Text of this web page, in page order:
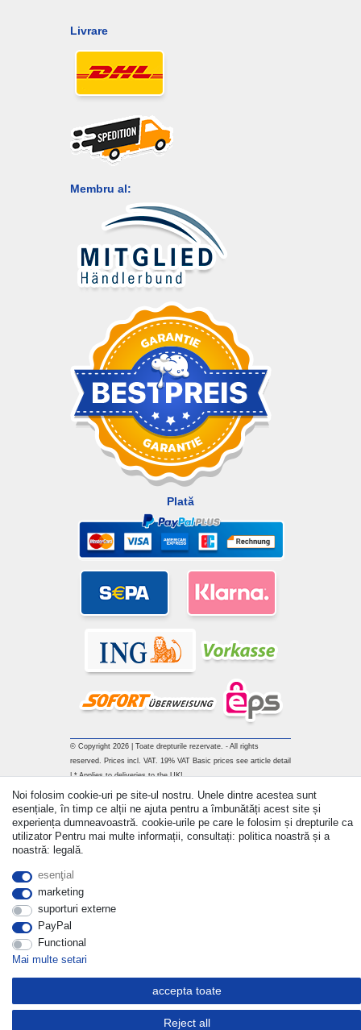
Livrare
Membru al:
Plată
© Copyright 2026 | Toate drepturile rezervate. - All rights
reserved. Prices incl. VAT. 19% VAT Basic prices see article detail
| * Applies to deliveries to the UK!
Noi folosim cookie-uri pe site-ul nostru. Unele dintre acestea sunt
esențiale, în timp ce alții ne ajuta pentru a îmbunătăți acest site și
experiența dumneavoastră. cookie-urile pe care le folosim și drepturile ca
utilizator Pentru mai multe informații, consultați: politica noastră și a
noastră: legală.
esenţial
marketing
suporturi externe
PayPal
Functional
Mai multe setari
accepta toate
Reject all
Withdraw from contract here
a lua legatura